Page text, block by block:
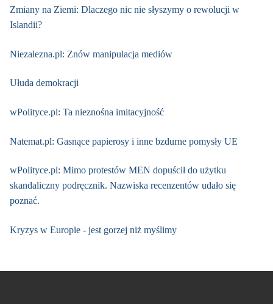
Zmiany na Ziemi: Dlaczego nic nie słyszymy o rewolucji w
Islandii?
Niezalezna.pl: Znów manipulacja mediów
Ułuda demokracji
wPolityce.pl: Ta nieznośna imitacyjność
Natemat.pl: Gasnące papierosy i inne bzdurne pomysły UE
wPolityce.pl: Mimo protestów MEN dopuścił do użytku
skandaliczny podręcznik. Nazwiska recenzentów udało się
poznać.
Kryzys w Europie - jest gorzej niż myślimy